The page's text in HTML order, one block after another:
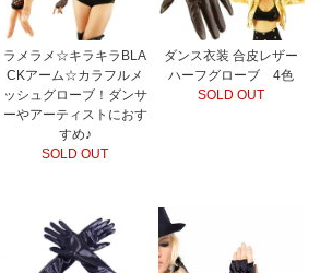
ラメラメ☆キラキラBLA
CKアーム☆カラフルメ
ッシュグローブ！ダンサ
ーやアーティストにおす
すめ♪
SOLD OUT
ダンス衣装 合皮レザー
ハーフグローブ 4色
SOLD OUT